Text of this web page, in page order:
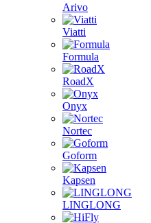
Arivo
Viatti
Formula
RoadX
Onyx
Nortec
Goform
Kapsen
LINGLONG